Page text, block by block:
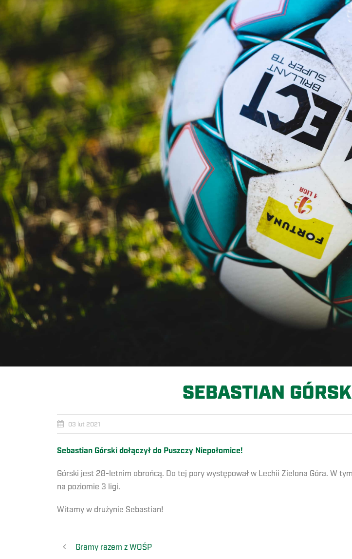
SEBASTIAN
03 lut 2021
Sebastian Górski dołączył do Puszczy Niepołomice!
Górski jest 28-letnim obrońcą. Do tej pory występował w Lechii Zielona Góra. W
na poziomie 3 ligi.
Witamy w drużynie Sebastian!
Gramy razem z WOŚP